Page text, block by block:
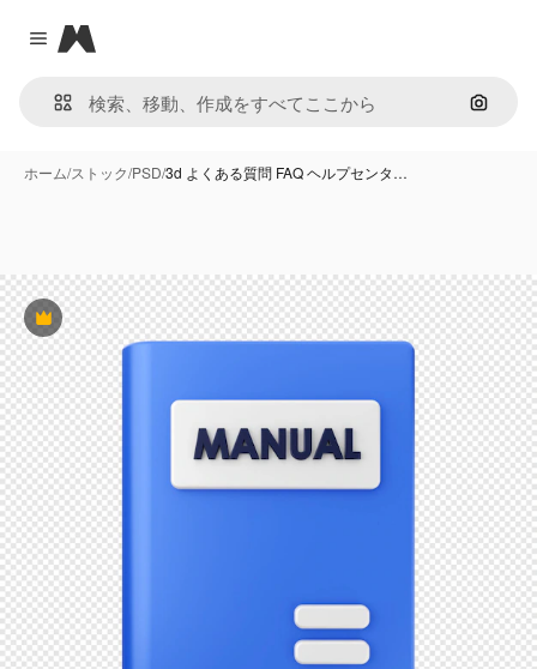
Close menu
Magnific
画像で
ホーム/ストック/PSD/3d よくある質問 FAQ ヘルプセンタ…
Premium